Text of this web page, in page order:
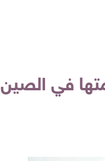
في الصين